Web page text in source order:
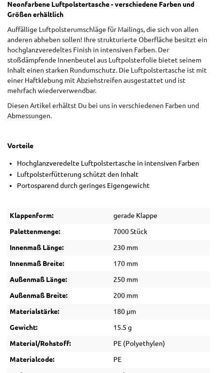
Neonfarbene Luftpolstertasche - verschiedene Farben und
Größen erhältlich
Auffällige Luftpolsterumschläge für Mailings, die sich von allen
anderen abheben sollen! Ihre strukturierte Oberfläche besitzt ein
hochglanzveredeltes Finish in intensiven Farben. Der
stoßdämpfende Innenbeutel aus Luftpolsterfolie bietet seinem
Inhalt einen starken Rundumschutz. Die Luftpolstertasche ist mit
einer Haftklebung mit Abziehstreifen ausgestattet und ist
mehrfach wiederverwendbar.
Diesen Artikel erhältst Du bei uns in verschiedenen Farben und
Abmessungen.
Vorteile
Hochglanzveredelte Luftpolstertasche in intensiven Farben
Luftpolsterfütterung schützt den Inhalt
Portosparend durch geringes Eigengewicht
Klappenform: gerade Klappe
Palettenmenge: 7000 Stück
Innenmaß Länge: 230 mm
Innenmaß Breite: 170 mm
Außenmaß Länge: 250 mm
Außenmaß Breite: 200 mm
Materialstärke: 180 µm
Gewicht: 15.5 g
Material/Rohstoff: PE (Polyethylen)
Materialcode: PE